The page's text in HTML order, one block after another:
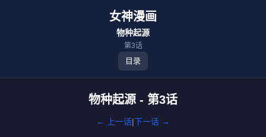
女神漫画
物种起源
第3话
目录
物种起源 - 第3话
← 上一话|下一话 →